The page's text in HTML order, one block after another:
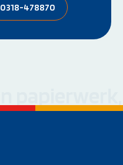
0318-478870